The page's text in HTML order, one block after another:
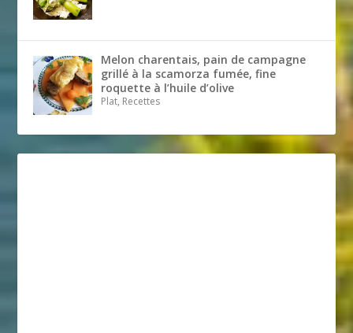
Melon charentais, pain de campagne
grillé à la scamorza fumée, fine
roquette à l’huile d’olive
Plat, Recettes